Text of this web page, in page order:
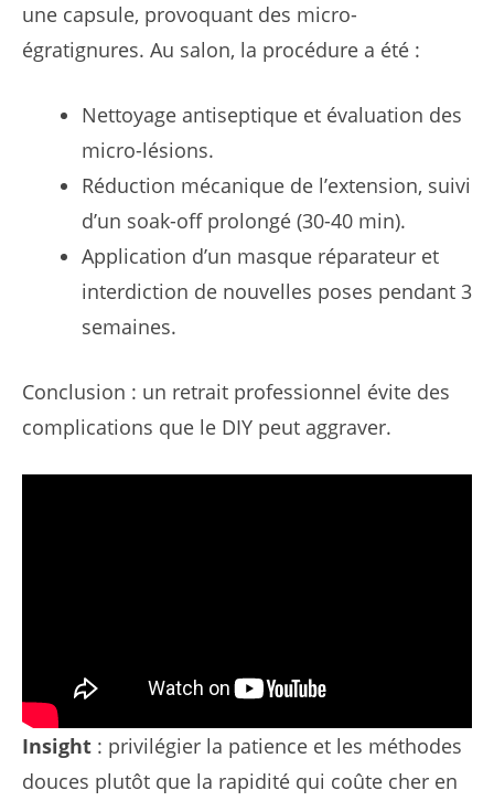
une capsule, provoquant des micro-
égratignures. Au salon, la procédure a été :
Nettoyage antiseptique et évaluation des
micro-lésions.
Réduction mécanique de l’extension, suivi
d’un soak-off prolongé (30-40 min).
Application d’un masque réparateur et
interdiction de nouvelles poses pendant 3
semaines.
Conclusion : un retrait professionnel évite des
complications que le DIY peut aggraver.
Insight : privilégier la patience et les méthodes
douces plutôt que la rapidité qui coûte cher en